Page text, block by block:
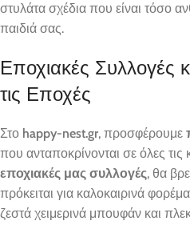
στυλάτα σχέδια που είναι τόσο
παιδιά σας.
Εποχιακές Συλλογές
τις Εποχές
Στο happy-nest.gr, προσφέρουμε
που ανταποκρίνονται σε όλες τις
εποχιακές μας συλλογές, θα
πρόκειται για καλοκαιρινά
ζεστά χειμερινά μπουφάν και